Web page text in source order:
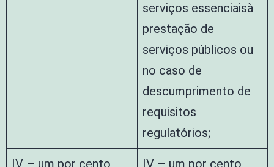
serviços essenciaisà
prestação de
serviços públicos ou
no caso de
descumprimento de
requisitos
regulatórios;
IV – um por cento
IV – um por cento